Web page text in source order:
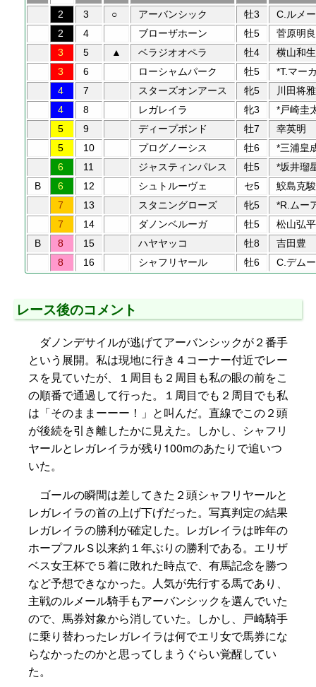
2
3 ○ アーバンシック 牡3
C.ルメー
2
4 ブローザホーン 牡5
菅原明良
3
5 ▲ ベラジオオペラ 牡4
横山和生
3
6 ローシャムパーク 牡5
*T.マー
4
7 スターズオンアース 牝5
川田将雅
4
8 レガレイラ 牝3
*戸崎圭
5
9 ディープボンド 牡7
幸英明
5
10 プログノーシス 牡6
*三浦皇
6
11 ジャスティンパレス 牡5
*坂井瑠
B
6 12 シュトルーヴェ セ5
鮫島克駿
7
13 スタニングローズ 牝5
*R.ムー
7
14 ダノンベルーガ 牡5
松山弘平
B
8 15 ハヤヤッコ 牡8
吉田豊
8
16 シャフリヤール 牡6 C.デムー
レース後のコメント
ダノンデサイルが逃げてアーバンシックが２番手
という展開。私は現地に行き４コーナー付近でレー
スを見ていたが、１周目も２周目も私の眼の前をこ
の順番で通過して行った。１周目でも２周目でも私
は「そのままーーー！」と叫んだ。直線でこの２頭
が後続を引き離したかに見えた。しかし、シャフリ
ヤールとレガレイラが残り100mのあたりで追いつ
いた。
ゴールの瞬間は差してきた２頭シャフリヤールと
レガレイラの首の上げ下げだった。写真判定の結果
レガレイラの勝利が確定した。レガレイラは昨年の
ホープフルＳ以来約１年ぶりの勝利である。エリザ
ベス女王杯で５着に敗れた時点で、有馬記念を勝つ
など予想できなかった。人気が先行する馬であり、
主戦のルメール騎手もアーバンシックを選んでいた
ので、馬券対象から消していた。しかし、戸崎騎手
に乗り替わったレガレイラは何でエリ女で馬券にな
らなかったのかと思ってしまうぐらい覚醒してい
た。